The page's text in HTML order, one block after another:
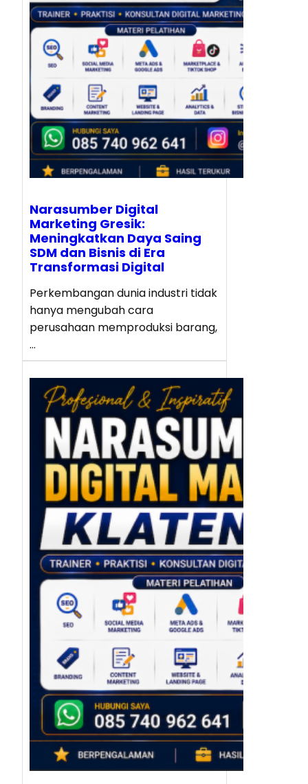
Narasumber Digital
Marketing Gresik:
Meningkatkan Daya Saing
SDM dan Bisnis di Era
Transformasi Digital
Perkembangan dunia industri tidak
hanya mengubah cara
perusahaan memproduksi barang,
…